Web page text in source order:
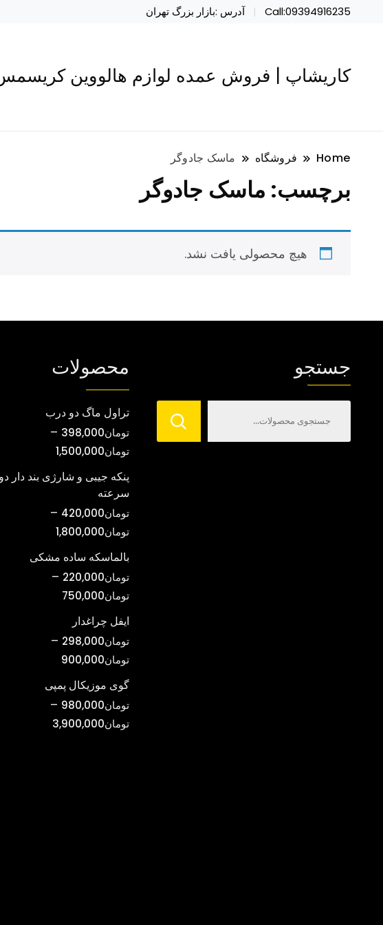
Call:09394916235 آدرس :بازار بزرگ تهران
کاریشاپ | فروش عمده لوازم هالووین کریسمس
Home فروشگاه ماسک جادوگر
برچسب: ماسک جادوگر
هیچ محصولی یافت نشد.
جستجو محصولات
تراول ماگ دو درب
تومان398,000
–
تومان1,500,000محدوده
تومان1,500,000
پنکه جیبی و شارژی بند دار دو
سرعته
تومان420,000
–
تومان1,800,000محدوده
قیمت:
بالماسکه ساده مشکی
تومان220,000
–
تومان750,000
تومان750,000
ایفل چراغدار
تومان298,000
–
تومان900,000
تومان900,000
گوی موزیکال پمپی
تومان980,000
–
تومان3,900,000